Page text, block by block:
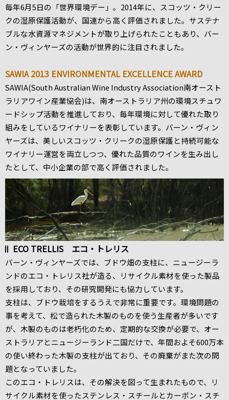
毎年6月5日の「世界環境デー」。2014年に、スコッツ・クリー
クの湿原保護活動が、国連から高く評価されました。サステナ
ブルな水資源マネジメントが取り上げられたこともあり、バー
ン・ヴィンヤーズの活動が世界的に注目されました。
SAWIA 2013 ENVIRONMENTAL EXCELLENCE AWARD
SAWIA(South Australian Wine Industry Association南オースト
ラリアワイン産業協会)は、南オーストラリア州の環境スチュワ
ードシップ活動を推進しており、毎年環境に対して優れた取り
組みをしているワイナリーを表彰しています。バーン・ヴィン
ヤーズは、美しいスコッツ・クリークの湿原保護と持続可能な
ワイナリー運営を両立しつつ、優れた品質のワインを生み出し
たとして、中小企業の部で高く評価されました。
ECO TRELLIS エコ・トレリス
バーン・ヴィンヤーズでは、ブドウ畑の支柱に、ニュージーラ
ンドのエコ・トレリス社が造る、リサイクル素材を使った製品
を採用しており、その研究開発にも協力しています。
支柱は、ブドウ栽培をするうえで非常に重要です。環境問題の
事を考えて、松で造られた木製のものを使う生産者が多いです
が、木製のものは老朽化のため、定期的な交換が必要で、オー
ストラリアとニュージーランド二国だけで、年間およそ600万本
の使い終わった木製の支柱が出ており、その廃棄がまた次の問
題となっていました。
このエコ・トレリスは、その解決を図って生まれたもので、リ
サイクル素材を使ったステンレス・スチールとカーボン・スチ